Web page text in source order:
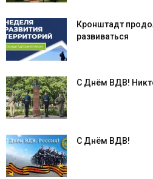
Кронштадт
развиваться
С Днём ВДВ!
С Днём ВДВ!